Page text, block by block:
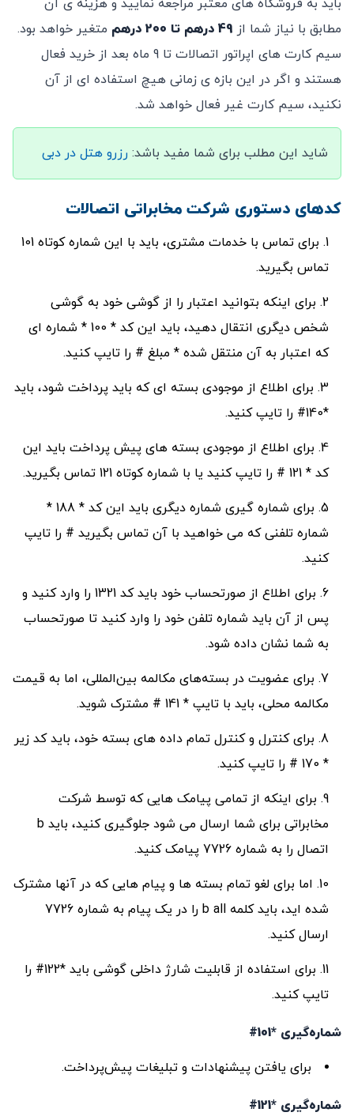
باید به فروشگاه های معتبر مراجعه نمایید و هزینه ی آن
مطابق با نیاز شما از 49 درهم تا 200 درهم
متغیر خواهد بود.
سیم کارت های اپراتور اتصالات تا 9 ماه بعد از خرید فعال
هستند و اگر در این بازه ی زمانی هیچ استفاده ای از آن
نکنید، سیم کارت غیر فعال خواهد شد.
شاید این مطلب برای شما مفید باشد: رزرو هتل در دبی
کدهای دستوری شرکت مخابراتی اتصالات
برای تماس با خدمات مشتری، باید با این شماره کوتاه 101
تماس بگیرید.
برای اینکه بتوانید اعتبار را از گوشی خود به گوشی
شخص دیگری انتقال دهید، باید این کد * 100 * شماره ای
که اعتبار به آن منتقل شده * مبلغ # را تایپ کنید.
برای اطلاع از موجودی بسته ای که باید پرداخت شود، باید
*140# را تایپ کنید.
برای اطلاع از موجودی بسته های پیش پرداخت باید این
کد * 121 # را تایپ کنید یا با شماره کوتاه 121 تماس بگیرید.
برای شماره گیری شماره دیگری باید این کد * 188 *
شماره تلفنی که می خواهید با آن تماس بگیرید # را تایپ
کنید.
برای اطلاع از صورتحساب خود باید کد 1321 را وارد کنید و
پس از آن باید شماره تلفن خود را وارد کنید تا صورتحساب
به شما نشان داده شود.
برای عضویت در بسته‌های مکالمه بین‌المللی، اما به قیمت
مکالمه محلی، باید با تایپ * 141 # مشترک شوید.
برای کنترل و کنترل تمام داده های بسته خود، باید کد زیر
* 170 # را تایپ کنید.
برای اینکه از تمامی پیامک هایی که توسط شرکت
مخابراتی برای شما ارسال می شود جلوگیری کنید، باید b
اتصال را به شماره 7726 پیامک کنید.
اما برای لغو تمام بسته ها و پیام هایی که در آنها مشترک
شده اید، باید کلمه b all را در یک پیام به شماره 7726
ارسال کنید.
برای استفاده از قابلیت شارژ داخلی گوشی باید *122# را
تایپ کنید.
شماره‌گیری *101#
برای یافتن پیشنهادات و تبلیغات پیش‌پرداخت.
شماره‌گیری *121#